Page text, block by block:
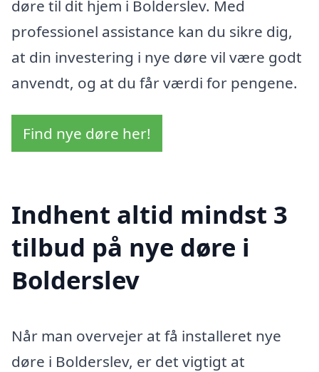
døre til dit hjem i Bolderslev. Med
professionel assistance kan du sikre dig,
at din investering i nye døre vil være godt
anvendt, og at du får værdi for pengene.
Find nye døre her!
Indhent altid mindst 3
tilbud på nye døre i
Bolderslev
Når man overvejer at få installeret nye
døre i Bolderslev, er det vigtigt at